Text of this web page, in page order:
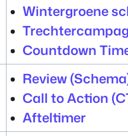
Wintergroene
Countdown
Review
Call to Action
Afteltimer